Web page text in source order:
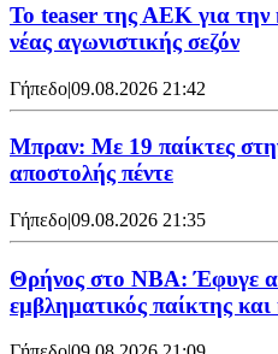
Το teaser της ΑΕΚ για την
νέας αγωνιστικής σεζόν
Γήπεδο|09.08.2026 21:42
Μπραν: Με 19 παίκτες
αποστολής πέντε
Γήπεδο|09.08.2026 21:35
Θρήνος στο NBA: Έφυγε
εμβληματικός παίκτης